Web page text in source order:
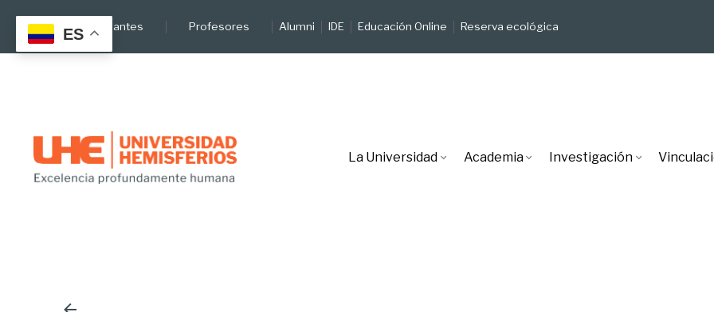
content
Estudiantes Profesores Alumni IDE Educación Online Reserva ecológica
La Universidad Academia Investigación
ES